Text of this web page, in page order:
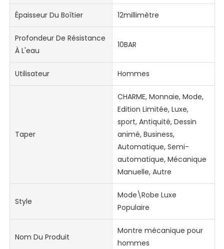
Épaisseur Du Boîtier 12millimètre
Profondeur De Résistance
À L'eau
10BAR
Utilisateur Hommes
Taper
CHARME, Monnaie, Mode,
Edition Limitée, Luxe,
sport, Antiquité, Dessin
animé, Business,
Automatique, Semi-
automatique, Mécanique
Manuelle, Autre
Style
Mode\Robe Luxe
Populaire
Nom Du Produit
Montre mécanique pour
hommes